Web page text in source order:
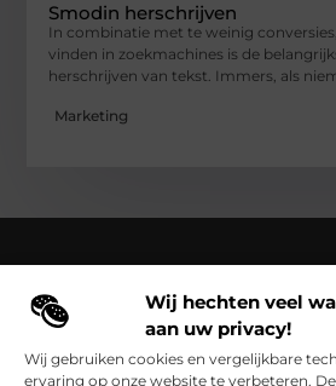
Wij hechten veel
aan uw privacy!
Wij gebruiken cookies en vergelijkbare
ervaring op onze website te verbeteren.
Smodin herschrijven
In combinatie met te weinig
vinden in zoekmachines is de
herschrijven van tekst. Immers, als
Marketing
Over Cloaca de Film
Cloacadefilm.nl – Een wereld van
woorden en beelden.
Verken onze
dagelijks leven vastleggen en in een